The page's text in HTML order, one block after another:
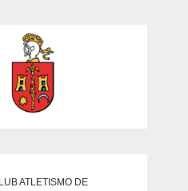
ATLETISMO DE